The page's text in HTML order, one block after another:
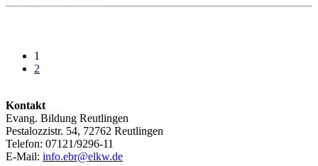
1
2
Kontakt
Evang. Bildung Reutlingen
Pestalozzistr. 54, 72762 Reutlingen
Telefon: 07121/9296-11
E-Mail: info.ebr@elkw.de